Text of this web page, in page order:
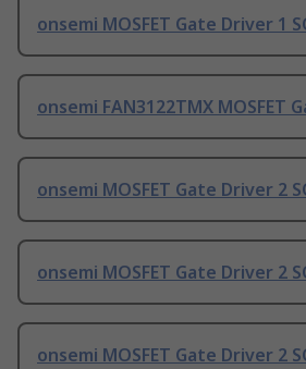
onsemi MOSFET Gate Driver 1
onsemi FAN3122TMX MOSFET
onsemi MOSFET Gate Driver 2
onsemi MOSFET Gate Driver 2
onsemi MOSFET Gate Driver 2